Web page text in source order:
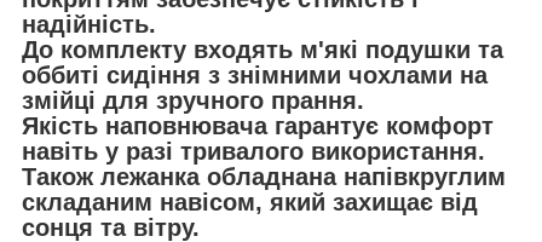
надійність.
До комплекту входять м'які подушки та
оббиті сидіння з знімними чохлами на
змійці для зручного прання.
Якість наповнювача гарантує комфорт
навіть у разі тривалого використання.
Також лежанка обладнана напівкруглим
складаним навісом, який захищає від
сонця та вітру.